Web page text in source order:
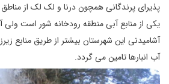
پذیرای پرندگانی همچون درنا و لک لک از
یکی از منابع آبی منطقه رودخانه شور است ولی
آشامیدنی این شهرستان بیشتر از طریق منابع
آب انبارها تامین می گردد.